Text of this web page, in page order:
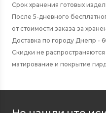
Срок хранения готовых
После 5-дневного
от стоимости заказа за
Доставка по городу Днепр -
Скидки не распространяются
матирование и покрытие